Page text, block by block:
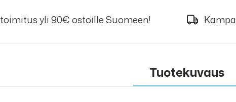
yli 90€ ostoille Suomeen!
Tuotekuvaus